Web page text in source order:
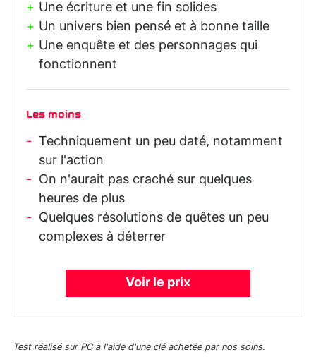
Une écriture et une fin solides
Un univers bien pensé et à bonne taille
Une enquête et des personnages qui
fonctionnent
Les moins
Techniquement un peu daté, notamment
sur l'action
On n'aurait pas craché sur quelques
heures de plus
Quelques résolutions de quêtes un peu
complexes à déterrer
Voir le prix
Test réalisé sur PC à l'aide d'une clé achetée par nos soins.